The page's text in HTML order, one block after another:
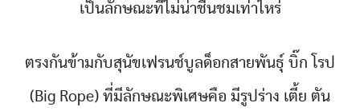
เป็นลักษณะที่ไม่น่าชื่นชมเท่าไหร่
ตรงกันข้ามกับสุนัขเฟรนช์บูลด็อกสายพันธุ์ บิ๊ก โรป
(Big Rope) ที่มีลักษณะพิเศษคือ มีรูปร่าง เตี้ย ตัน